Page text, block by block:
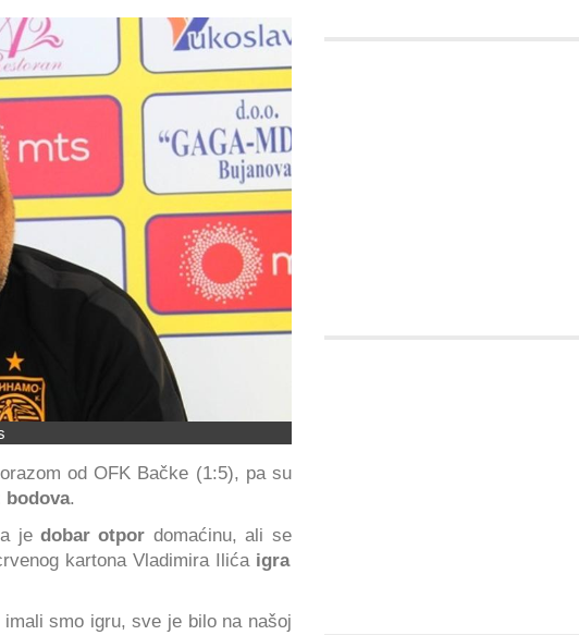
od OFK Bačke (1:5), pa su
bodova.
jedobar otpor domaćinu, ali se
kartona Vladimira Ilića igra
smo igru, sve je bilo na našoj